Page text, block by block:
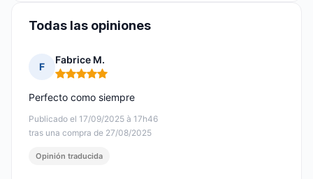
Todas las opiniones
F
Fabrice M.
Nota: 5 de 5
Publicado el 17/09/2025 à 17h46
tras una compra de 27/08/2025
Perfecto como siempre
Opinión traducida